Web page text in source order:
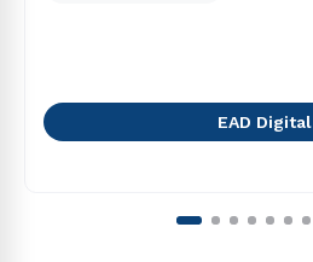
EAD Digital